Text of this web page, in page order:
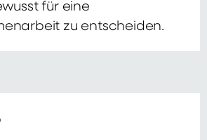
für eine
zu entscheiden.